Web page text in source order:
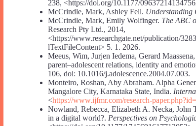
238, <https://doi.org/10.1177/
McCrindle, Mark, Ashley Fell. Understanding
McCrindle, Mark, Emily Wolfinger. The ABC
Research Pty Ltd., 2014,
<https://www.researchgate.net/publication/
lTextFileContent> 5. 1. 2026.
Meeus, Wim, Jurjen Iedema, Gerard
parent–adolescent relations, identity and
106, doi: 10.1016/j.adolescence.2004.07.003.
Monteiro, Roshan, Aby Abraham. Alpha
Mangalore City, Karnataka State, India.
<https://www.ijfmr.com/research-
Nowland, Rebecca, Elizabeth A. Necka, John
in a digital world?. Perspectives on